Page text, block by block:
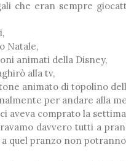
che eran sempre
Natale,
animati della Disney,
alla tv,
animato di topolino
per andare alla
aveva comprato la
davvero tutti a
quel pranzo non